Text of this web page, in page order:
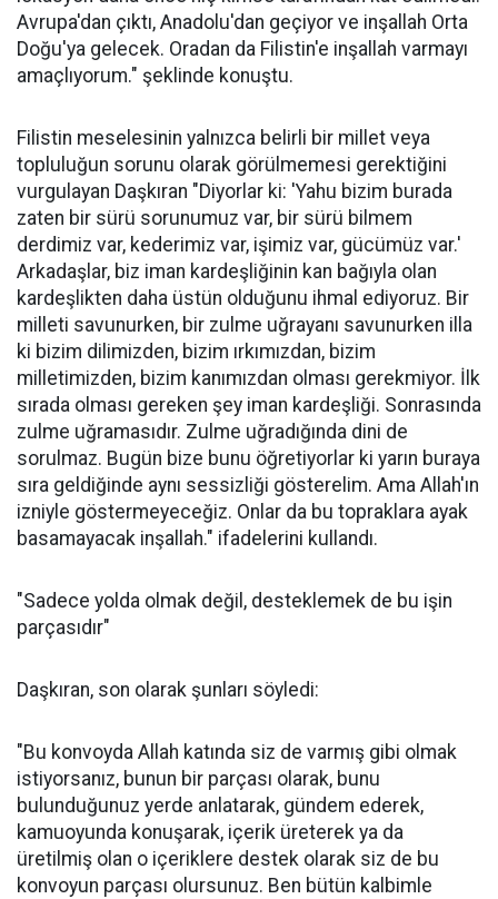
Avrupa'dan çıktı, Anadolu'dan geçiyor ve inşallah Orta
Doğu'ya gelecek. Oradan da Filistin'e inşallah varmayı
amaçlıyorum." şeklinde konuştu.
Filistin meselesinin yalnızca belirli bir millet veya
topluluğun sorunu olarak görülmemesi gerektiğini
vurgulayan Daşkıran "Diyorlar ki: 'Yahu bizim burada
zaten bir sürü sorunumuz var, bir sürü bilmem
derdimiz var, kederimiz var, işimiz var, gücümüz var.'
Arkadaşlar, biz iman kardeşliğinin kan bağıyla olan
kardeşlikten daha üstün olduğunu ihmal ediyoruz. Bir
milleti savunurken, bir zulme uğrayanı savunurken illa
ki bizim dilimizden, bizim ırkımızdan, bizim
milletimizden, bizim kanımızdan olması gerekmiyor. İlk
sırada olması gereken şey iman kardeşliği. Sonrasında
zulme uğramasıdır. Zulme uğradığında dini de
sorulmaz. Bugün bize bunu öğretiyorlar ki yarın buraya
sıra geldiğinde aynı sessizliği gösterelim. Ama Allah'ın
izniyle göstermeyeceğiz. Onlar da bu topraklara ayak
basamayacak inşallah." ifadelerini kullandı.
"Sadece yolda olmak değil, desteklemek de bu işin
parçasıdır"
Daşkıran, son olarak şunları söyledi:
"Bu konvoyda Allah katında siz de varmış gibi olmak
istiyorsanız, bunun bir parçası olarak, bunu
bulunduğunuz yerde anlatarak, gündem ederek,
kamuoyunda konuşarak, içerik üreterek ya da
üretilmiş olan o içeriklere destek olarak siz de bu
konvoyun parçası olursunuz. Ben bütün kalbimle